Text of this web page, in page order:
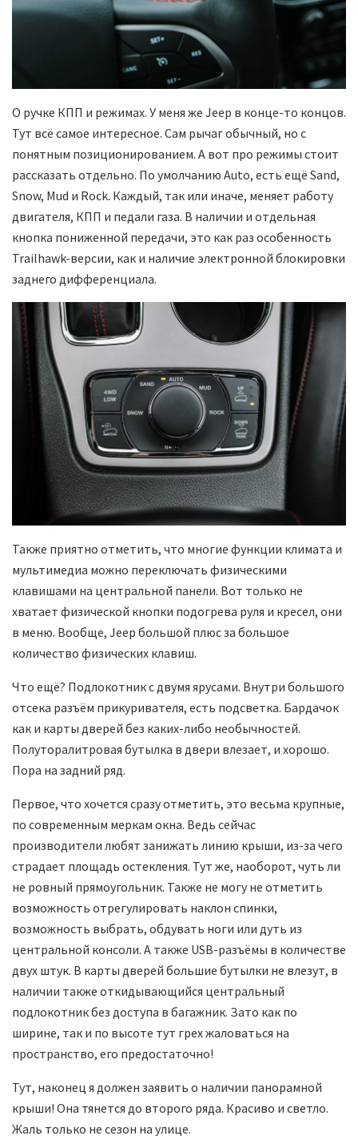
О ручке КПП и режимах. У меня же Jeep в конце-то концов.
Тут всё самое интересное. Сам рычаг обычный, но с
понятным позиционированием. А вот про режимы стоит
рассказать отдельно. По умолчанию Auto, есть ещё Sand,
Snow, Mud и Rock. Каждый, так или иначе, меняет работу
двигателя, КПП и педали газа. В наличии и отдельная
кнопка пониженной передачи, это как раз особенность
Trailhawk-версии, как и наличие электронной блокировки
заднего дифференциала.
Также приятно отметить, что многие функции климата и
мультимедиа можно переключать физическими
клавишами на центральной панели. Вот только не
хватает физической кнопки подогрева руля и кресел, они
в меню. Вообще, Jeep большой плюс за большое
количество физических клавиш.
Что ещё? Подлокотник с двумя ярусами. Внутри большого
отсека разъём прикуривателя, есть подсветка. Бардачок
как и карты дверей без каких-либо необычностей.
Полуторалитровая бутылка в двери влезает, и хорошо.
Пора на задний ряд.
Первое, что хочется сразу отметить, это весьма крупные,
по современным меркам окна. Ведь сейчас
производители любят занижать линию крыши, из-за чего
страдает площадь остекления. Тут же, наоборот, чуть ли
не ровный прямоугольник. Также не могу не отметить
возможность отрегулировать наклон спинки,
возможность выбрать, обдувать ноги или дуть из
центральной консоли. А также USB-разъёмы в количестве
двух штук. В карты дверей большие бутылки не влезут, в
наличии также откидывающийся центральный
подлокотник без доступа в багажник. Зато как по
ширине, так и по высоте тут грех жаловаться на
пространство, его предостаточно!
Тут, наконец я должен заявить о наличии панорамной
крыши! Она тянется до второго ряда. Красиво и светло.
Жаль только не сезон на улице.